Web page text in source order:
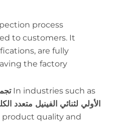
process
to customers. It
are fully
the factory.
In industries such as
الأولي لثنائي الفينيل متعدد
quality and